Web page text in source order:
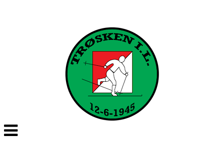
Veksle
navigasjon